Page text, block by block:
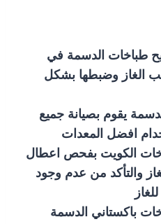
طباخات الدسمة في
الغاز وضبطها بشكل
يقوم بصيانة جميع
افضل المعدات
الكويت بفحص اعطال
والتأكد من عدم وجود
باكستاني الدسمة